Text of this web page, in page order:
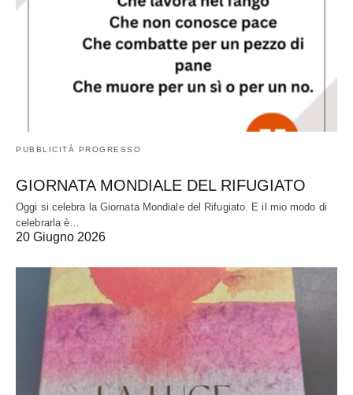
PUBBLICITÀ PROGRESSO
GIORNATA MONDIALE DEL RIFUGIATO
Oggi si celebra la Giornata Mondiale del Rifugiato. E il mio modo di
celebrarla è…
20 Giugno 2026